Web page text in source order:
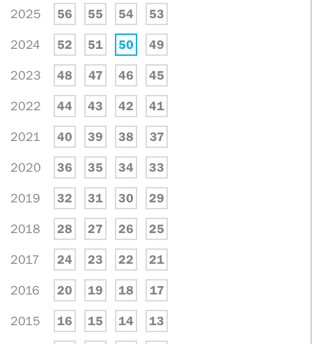
2025 56 55 54 53
2024 52 51 50 49
2023 48 47 46 45
2022 44 43 42 41
2021 40 39 38 37
2020 36 35 34 33
2019 32 31 30 29
2018 28 27 26 25
2017 24 23 22 21
2016 20 19 18 17
2015 16 15 14 13